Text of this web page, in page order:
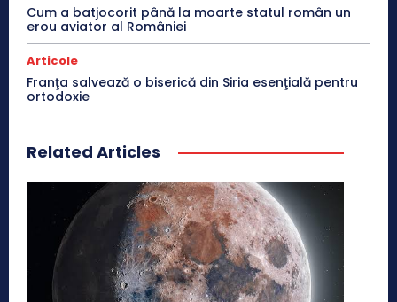
Cum a batjocorit până la moarte statul român un
erou aviator al României
Articole
Franţa salvează o biserică din Siria esenţială pentru
ortodoxie
Related Articles